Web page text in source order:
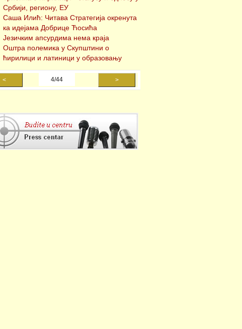
Србији, региону, ЕУ
Саша Илић: Читава Стратегија окренута
ка идејама Добрице Ћосића
Језичким апсурдима нема краја
Оштра полемика у Скупштини о
ћирилици и латиници у образовању
< 4/44 >